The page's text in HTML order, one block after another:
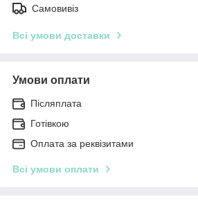
Самовивіз
Всі умови доставки
Умови оплати
Післяплата
Готівкою
Оплата за реквізитами
Всі умови оплати